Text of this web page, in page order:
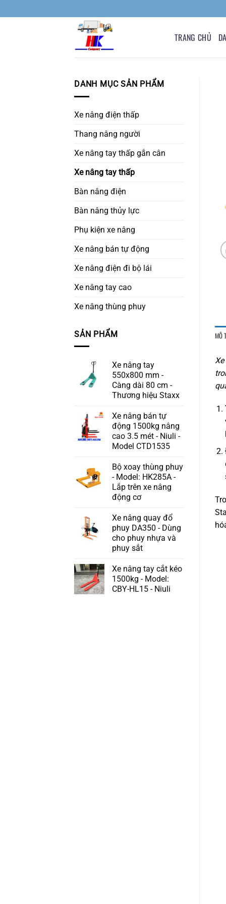
qua
TRANG CHỦ
DANH MỤC SẢN PHẨM
Xe nâng điện thấp
Thang nâng người
Xe nâng tay thấp gắn cân
Xe nâng tay thấp
Bàn nâng điện
Bàn nâng thủy lực
Phụ kiện xe nâng
Xe nâng bán tự động
Xe nâng điện đi bộ lái
Xe nâng tay cao
Xe nâng thùng phuy
SẢN PHẨM
Xe nâng tay
550x800 mm -
Càng dài 80 cm -
Thương hiệu Staxx
Xe nâng bán tự
động 1500kg nâng
cao 3.5 mét - Niuli -
Model CTD1535
Bộ xoay thùng phuy
- Model: HK285A -
Lắp trên xe nâng
động cơ
Xe nâng quay đổ
phuy DA350 - Dùng
cho phuy nhựa và
phuy sắt
Xe nâng tay cắt kéo
1500kg - Model:
CBY-HL15 - Niuli
MÔ